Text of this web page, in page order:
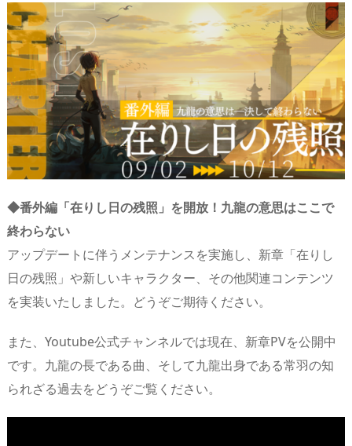
◆番外編「在りし日の残照」を開放！九龍の意思はここで
終わらない
アップデートに伴うメンテナンスを実施し、新章「在りし
日の残照」や新しいキャラクター、その他関連コンテンツ
を実装いたしました。どうぞご期待ください。
また、Youtube公式チャンネルでは現在、新章PVを公開中
です。九龍の長である曲、そして九龍出身である常羽の知
られざる過去をどうぞご覧ください。